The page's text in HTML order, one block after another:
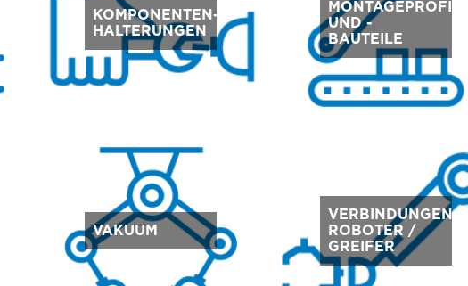
KOMPONENTEN-
HALTERUNGEN
UND -
BAUTEILE
VAKUUM
VERBINDUNGEN
ROBOTER /
GREIFER